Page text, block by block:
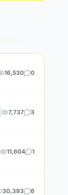
16,530 0
7,737 3
11,604 1
30,393 6